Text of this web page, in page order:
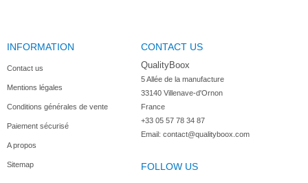
Mixeur... Centrifugeu... Blenders...
Robot... Rabot pour...
INFORMATION
Contact us
Mentions légales
Conditions générales de vente
Paiement sécurisé
A propos
Sitemap
CONTACT US
QualityBoox
5 Allée de la manufacture
33140 Villenave-d'Ornon
France
+33 05 57 78 34 87
Email: contact@qualityboox.com
FOLLOW US